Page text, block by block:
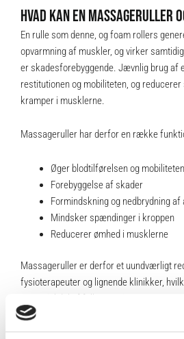
HVAD KAN EN MASSAGERULLER
En rulle som denne, og foam rollers
opvarmning af muskler, og virker
er skadesforebyggende. Jævnlig brug af
restitutionen og mobiliteten, og
kramper i musklerne.
Massageruller har derfor en række
Øger blodtilførelsen og mobiliteten
Forebyggelse af skader
Formindskning og nedbrydning
Mindsker spændinger i kroppen
Reducerer ømhed i musklerne
Massageruller er derfor et uundværligt
fysioterapeuter og lignende klinikker,
essentiel del af folks trænings- og
Se vores lækre udvalg af foam rollers her